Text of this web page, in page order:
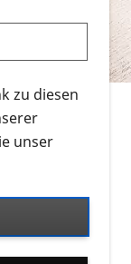
zum
Website
an.
Videos zu
werden in
zu diesen
unser